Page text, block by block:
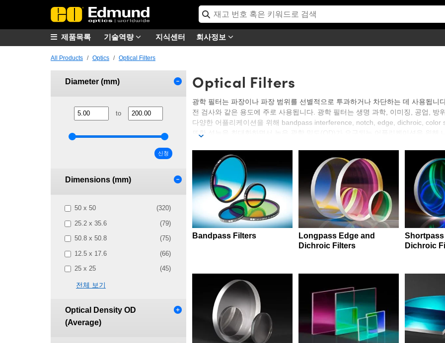
기술역량 지식센터 회사정보
제품목록
All Products Optics Optical Filters
Diameter (mm)
to
신청
Dimensions (mm)
50 x 50 (320)
25.2 x 35.6 (79)
50.8 x 50.8 (75)
12.5 x 17.6 (66)
25 x 25 (45)
전체 보기
Optical Density OD
(Average)
Optical Filters
광학 필터는 파장이나 파장 범위를 선별적으로 투과하거나 차단하는 데 사용됩
전 검사와 같은 용도에 주로 사용됩니다. 광학 필터는 생명 과학, 이미징, 공업,
다양한 어플리케이션을 위해 bandpass interference, notch, edge, dichroic,
또한 성능을 최대화하면서 높은 광학 밀도(OD)가 요구되는 어플리케이션을 위해
일부는 차단시키고 기타 모든 파장은 투과시키도록 설계되었습니다. Edge 또는
짧은 파장을 투과시킵니다. Color Substrate Filter는 소재 고유의 흡수성과 투과
과성을 고르게 감소시킵니다.
참고:필터 커브는 모든 제품군과 재고 정보 페이지에서 확인할 수 있습니다.
Bandpass Filters
Longpass Edge and
Dichroic Filters
Dichroic